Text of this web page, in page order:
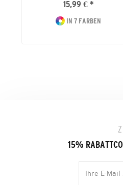
15,99 € *
IN 7 FARBEN
15%